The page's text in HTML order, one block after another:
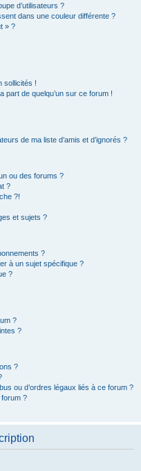
d’utilisateurs ?
dans une couleur différente ?
» ?
sollicités !
part de quelqu’un sur ce forum !
de ma liste d’amis et d’ignorés ?
ou des forums ?
?
?!
et sujets ?
?
à un sujet spécifique ?
?
?
?
?
ou d’ordres légaux liés à ce forum ?
?